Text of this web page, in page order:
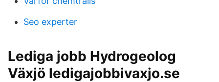
Seo experter
Lediga jobb Hydrogeolog
Växjö ledigajobbivaxjo.se